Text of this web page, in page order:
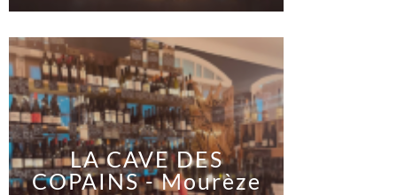
LA CAVE DES
COPAINS - Mourèze